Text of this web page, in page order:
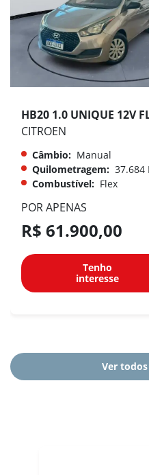
CITROEN
Câmbio: Manual
Quilometragem: 37.684
Combustível: Flex
POR APENAS
R$ 61.900,00
Tenho
interesse
Ver